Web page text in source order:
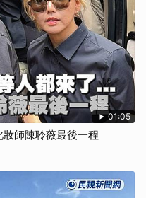
01:05
師陳聆薇最後一程